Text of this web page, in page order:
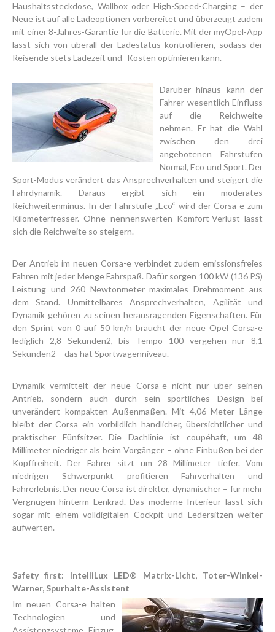
Haushaltssteckdose, Wallbox oder High-Speed-Charging – der
Neue ist auf alle Ladeoptionen vorbereitet und überzeugt zudem
mit einer 8-Jahres-Garantie für die Batterie. Mit der myOpel-App
lässt sich von überall der Ladestatus kontrollieren, sodass der
Reisende stets Ladezeit und -Kosten optimieren kann.
Darüber hinaus kann der
Fahrer wesentlich Einfluss
auf die Reichweite
nehmen. Er hat die Wahl
zwischen den drei
angebotenen Fahrstufen
Normal, Eco und Sport. Der
Sport-Modus verändert das Ansprechverhalten und steigert die
Fahrdynamik. Daraus ergibt sich ein moderates
Reichweitenminus. In der Fahrstufe „Eco“ wird der Corsa-e zum
Kilometerfresser. Ohne nennenswerten Komfort-Verlust lässt
sich die Reichweite so steigern.
Der Antrieb im neuen Corsa-e verbindet zudem emissionsfreies
Fahren mit jeder Menge Fahrspaß. Dafür sorgen 100 kW (136 PS)
Leistung und 260 Newtonmeter maximales Drehmoment aus
dem Stand. Unmittelbares Ansprechverhalten, Agilität und
Dynamik gehören zu seinen herausragenden Eigenschaften. Für
den Sprint von 0 auf 50 km/h braucht der neue Opel Corsa-e
lediglich 2,8 Sekunden2, bis Tempo 100 vergehen nur 8,1
Sekunden2 – das hat Sportwagenniveau.
Dynamik vermittelt der neue Corsa-e nicht nur über seinen
Antrieb, sondern auch durch sein sportliches Design bei
unverändert kompakten Außenmaßen. Mit 4,06 Meter Länge
bleibt der Corsa ein vorbildlich handlicher, übersichtlicher und
praktischer Fünfsitzer. Die Dachlinie ist coupéhaft, um 48
Millimeter niedriger als beim Vorgänger – ohne Einbußen bei der
Kopffreiheit. Der Fahrer sitzt um 28 Millimeter tiefer. Vom
niedrigen Schwerpunkt profitieren Fahrverhalten und
Fahrerlebnis. Der neue Corsa ist direkter, dynamischer – für mehr
Vergnügen hinterm Lenkrad. Das moderne Interieur lässt sich
sogar mit einem volldigitalen Cockpit und Ledersitzen weiter
aufwerten.
Safety first: IntelliLux LED® Matrix-Licht, Toter-Winkel-
Warner, Spurhalte-Assistent
Im neuen Corsa-e halten
Technologien und